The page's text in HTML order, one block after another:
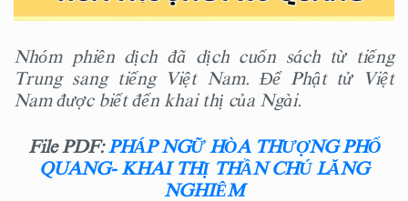
Nhóm phiên dịch đã dịch cuốn sách từ tiếng
Trung sang tiếng Việt Nam. Để Phật tử Việt
Nam được biết đến khai thị của Ngài.
File PDF:PHÁP NGỮ HÒA THƯỢNG PHỔ
QUANG- KHAI THỊ THẦN CHÚ LĂNG
NGHIÊM